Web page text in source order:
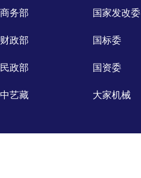
商务部 国家发改委
财政部 国标委
民政部 国资委
中艺藏 大家机械